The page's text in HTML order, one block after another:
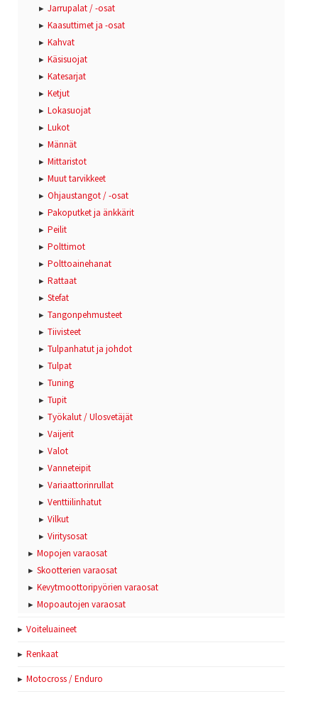
Jarrupalat / -osat
Kaasuttimet ja -osat
Kahvat
Käsisuojat
Katesarjat
Ketjut
Lokasuojat
Lukot
Männät
Mittaristot
Muut tarvikkeet
Ohjaustangot / -osat
Pakoputket ja änkkärit
Peilit
Polttimot
Polttoainehanat
Rattaat
Stefat
Tangonpehmusteet
Tiivisteet
Tulpanhatut ja johdot
Tulpat
Tuning
Tupit
Työkalut / Ulosvetäjät
Vaijerit
Valot
Vanneteipit
Variaattorinrullat
Venttiilinhatut
Vilkut
Viritysosat
Mopojen varaosat
Skootterien varaosat
Kevytmoottoripyörien varaosat
Mopoautojen varaosat
Voiteluaineet
Renkaat
Motocross / Enduro